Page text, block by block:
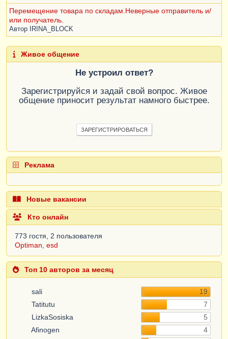
Перемещение товара по складам.Неверные отправитель и/
или получатель.
Автор IRINA_BLOCK
Живое общение
Не устроил ответ?
Зарегистрируйся и задай свой вопрос. Живое
общение приносит результат намного быстрее.
ЗАРЕГИСТРИРОВАТЬСЯ
Реклама
Новые вакансии
Кто онлайн
773 гостя, 2 пользователя
Optiman, esd
Топ 10 авторов за месяц
sali
19
Tatitutu
7
LizkaSosiska
5
Afinogen
4